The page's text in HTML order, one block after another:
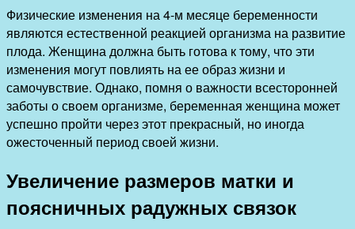
Физические изменения на 4-м месяце беременности
являются естественной реакцией организма на развитие
плода. Женщина должна быть готова к тому, что эти
изменения могут повлиять на ее образ жизни и
самочувствие. Однако, помня о важности всесторонней
заботы о своем организме, беременная женщина может
успешно пройти через этот прекрасный, но иногда
ожесточенный период своей жизни.
Увеличение размеров матки и
поясничных радужных связок